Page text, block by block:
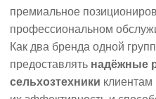
премиальное
профессиональном
Как два бренда одной
предоставлять надёжные
сельхозтехники